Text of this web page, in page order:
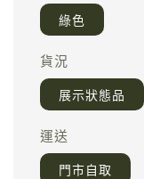
綠色
貨況
展示狀態品
運送
門市自取